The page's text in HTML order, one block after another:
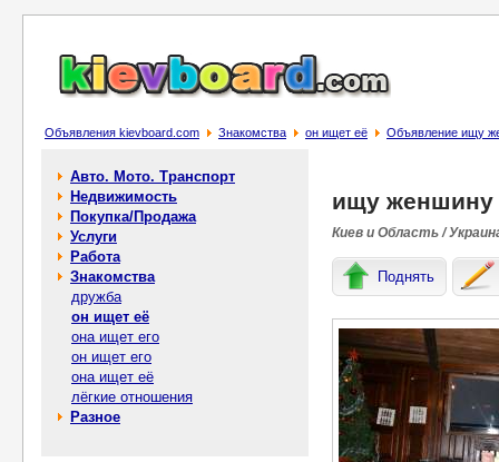
Объявления kievboard.com Знакомства он ищет её Объявление ищу
Авто. Мото. Транспорт
Недвижимость
Покупка/Продажа
Услуги
Работа
Знакомства
дружба
он ищет её
она ищет его
он ищет его
она ищет её
лёгкие отношения
Разное
ищу женшину
Киев и Область /
Поднять